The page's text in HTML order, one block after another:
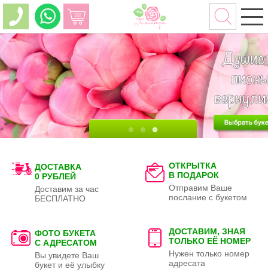
ДОСТАВКА
0 РУБЛЕЙ
Доставим за час
БЕСПЛАТНО
ОТКРЫТКА
В ПОДАРОК
Отправим Ваше
послание с букетом
ФОТО БУКЕТА
С АДРЕСАТОМ
Вы увидете Ваш
букет и её улыбку
ДОСТАВИМ, ЗНАЯ
ТОЛЬКО ЕЁ НОМЕР
Нужен только номер
адресата